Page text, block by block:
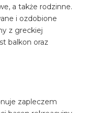
a także rodzinne.
i ozdobione
z greckiej
balkon oraz
zapleczem